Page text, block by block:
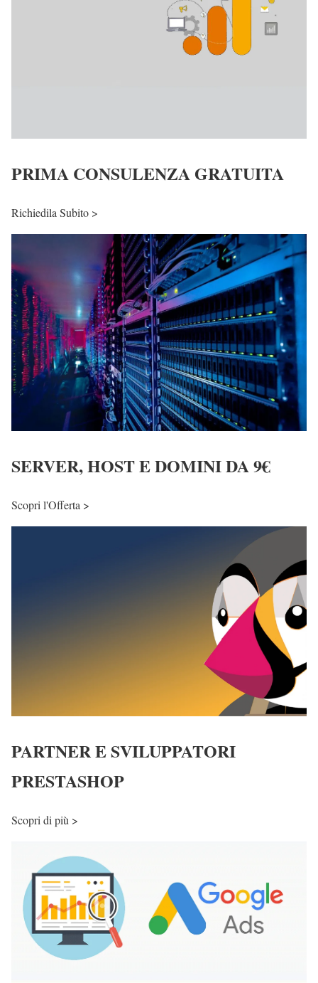
PRIMA CONSULENZA GRATUITA
Richiedila Subito >
SERVER, HOST E DOMINI DA 9€
Scopri l'Offerta >
PARTNER E SVILUPPATORI
PRESTASHOP
Scopri di più >